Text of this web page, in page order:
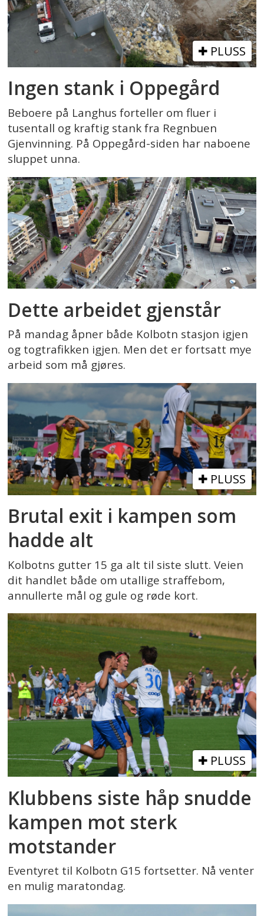
PLUSS
Ingen stank i Oppegård
Beboere på Langhus forteller om fluer i
tusentall og kraftig stank fra Regnbuen
Gjenvinning. På Oppegård-siden har naboene
sluppet unna.
Dette arbeidet gjenstår
På mandag åpner både Kolbotn stasjon igjen
og togtrafikken igjen. Men det er fortsatt mye
arbeid som må gjøres.
PLUSS
Brutal exit i kampen som
hadde alt
Kolbotns gutter 15 ga alt til siste slutt. Veien
dit handlet både om utallige straffebom,
annullerte mål og gule og røde kort.
PLUSS
Klubbens siste håp snudde
kampen mot sterk
motstander
Eventyret til Kolbotn G15 fortsetter. Nå venter
en mulig maratondag.